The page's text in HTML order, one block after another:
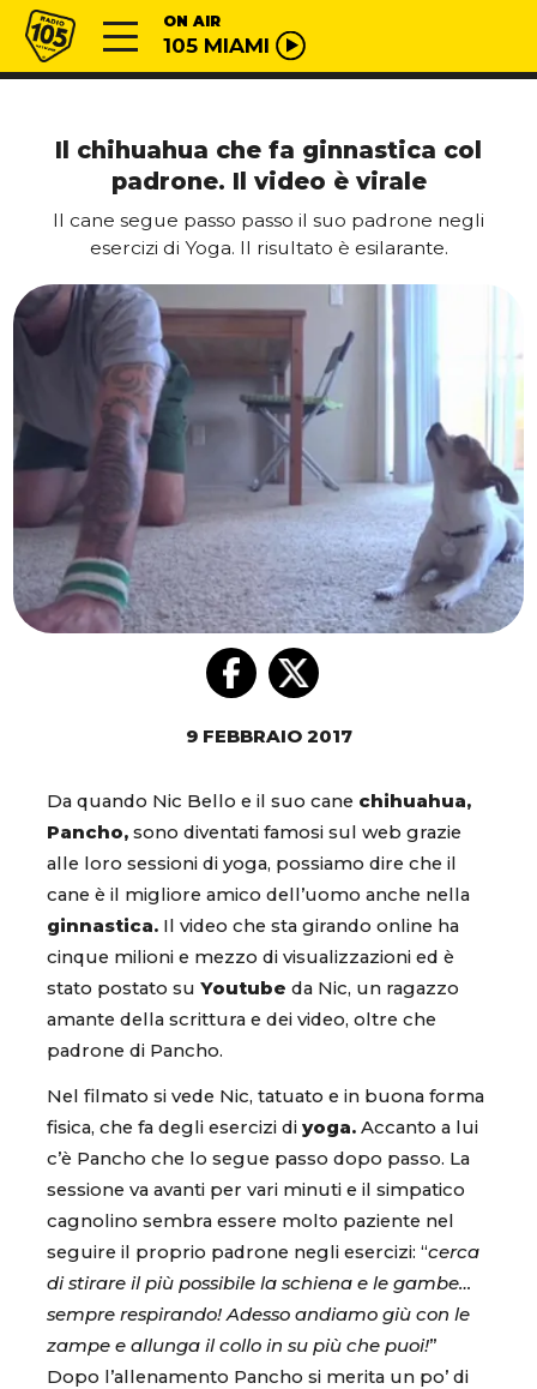
Vai al contenuto
Radio 105 ON AIR
105 MIAMI
Il chihuahua che fa ginnastica col
padrone. Il video è virale
Il cane segue passo passo il suo padrone negli
esercizi di Yoga. Il risultato è esilarante.
9 FEBBRAIO 2017
Da quando Nic Bello e il suo cane chihuahua,
Pancho, sono diventati famosi sul web grazie
alle loro sessioni di yoga, possiamo dire che il
cane è il migliore amico dell’uomo anche nella
ginnastica. Il video che sta girando online ha
cinque milioni e mezzo di visualizzazioni ed è
stato postato su Youtube da Nic, un ragazzo
amante della scrittura e dei video, oltre che
padrone di Pancho.
Nel filmato si vede Nic, tatuato e in buona forma
fisica, che fa degli esercizi di yoga. Accanto a lui
c’è Pancho che lo segue passo dopo passo. La
sessione va avanti per vari minuti e il simpatico
cagnolino sembra essere molto paziente nel
seguire il proprio padrone negli esercizi: “cerca
di stirare il più possibile la schiena e le gambe…
sempre respirando! Adesso andiamo giù con le
zampe e allunga il collo in su più che puoi!”
Dopo l’allenamento Pancho si merita un po’ di